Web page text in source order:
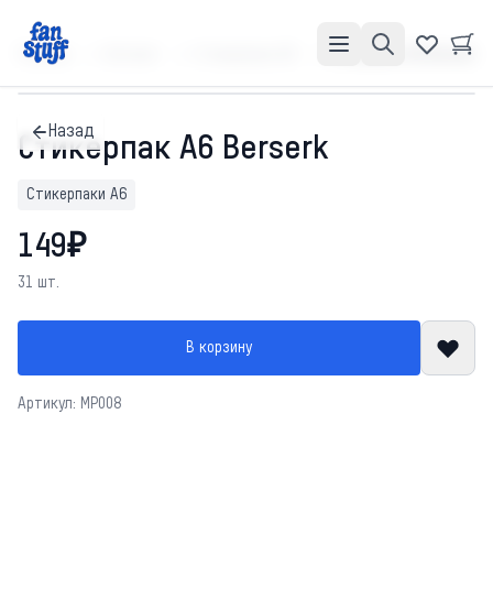
Главная Стикерпак А6 Berserk
Назад
Стикерпак А6 Berserk
Стикерпаки А6
149₽
31 шт.
В корзину
Артикул: MP008